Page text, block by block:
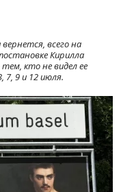
всего на
Кирилла
кто не видел ее
9 и 12 июля.